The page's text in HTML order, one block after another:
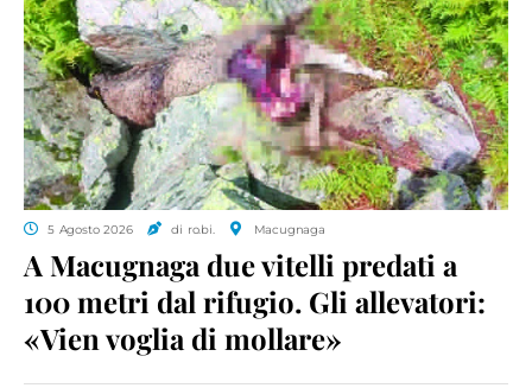
5 Agosto 2026 di ro.bi. Macugnaga
A Macugnaga due vitelli predati a
100 metri dal rifugio. Gli allevatori:
«Vien voglia di mollare»